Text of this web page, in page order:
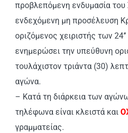
προβλεπόμενη ενδυμασία
ενδεχόμενη μη προσέλευση
οριζόμενος χειριστής των
ενημερώσει την υπεύθυνη
τουλάχιστον τριάντα (30)
αγώνα.
– Κατά τη διάρκεια των
τηλέφωνα είναι κλειστά και
γραμματείας.